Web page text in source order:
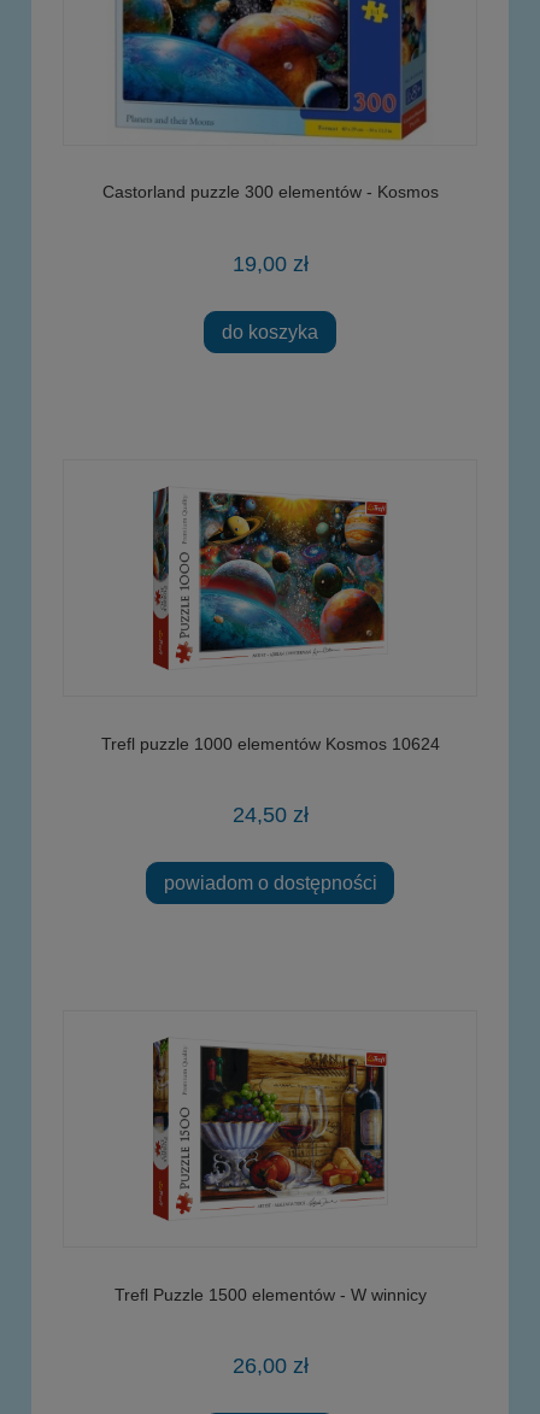
Castorland puzzle 300 elementów - Kosmos
19,00 zł
do koszyka
Trefl puzzle 1000 elementów Kosmos 10624
24,50 zł
powiadom o dostępności
Trefl Puzzle 1500 elementów - W winnicy
26,00 zł